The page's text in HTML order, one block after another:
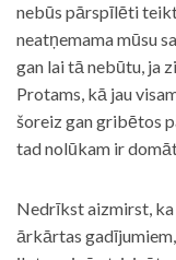
nebūs pārspīlēti
neatņemama mūsu
gan lai tā nebūtu, ja
Protams, kā jau
šoreiz gan gribētos
tad nolūkam ir
Nedrīkst aizmirst,
ārkārtas